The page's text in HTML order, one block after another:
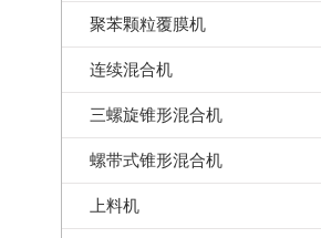
聚苯颗粒覆膜机
连续混合机
三螺旋锥形混合机
螺带式锥形混合机
上料机